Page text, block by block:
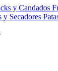
y Candados
y Secadores